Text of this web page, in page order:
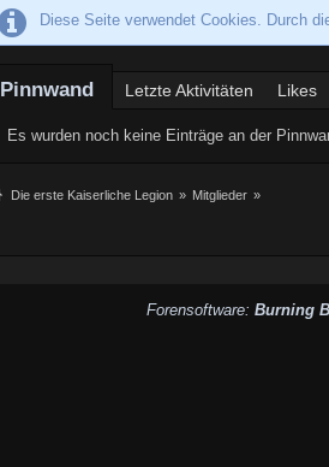
Diese Seite verwendet Cookies. Durch
Pinnwand Letzte Aktivitäten Likes
Es wurden noch keine Einträge an der
Die erste Kaiserliche Legion » Mitglieder »
Forensoftware: Burning